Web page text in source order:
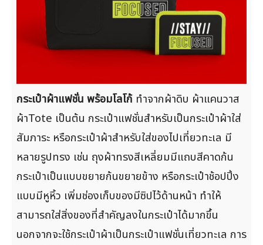
กระเป๋าผ้าแฟชั่น พร้อมโลโก้ ทำจากผ้าดิบ ผ้าแคนวาส
ผ้าTote เป็นต้น กระเป๋าแฟชั่นสำหรับเป็นกระเป๋าผ้าใส่
สัมภาระ หรือกระเป๋าผ้าสำหรับใส่ของไปเที่ยวทะเล มี
หลายรูปทรง เช่น ถุงผ้าทรงสีเหลี่ยมมีแถบสีคาดก้น
กระเป๋าเป็นแบบขยายก้นขยายข้าง หรือกระเป๋าช้อปปิ้ง
แบบมีหูหิ้ว เพิ่มช่องเก็บของมีซิปไว้ด้านหน้า ทำให้
สามารถใส่สิ่งของที่สำคัญลงในกระเป๋าได้มากขึ้น
นอกจากจะใช้กระเป๋าผ้าเป็นกระเป๋าแฟชั่นเที่ยวทะเล การ